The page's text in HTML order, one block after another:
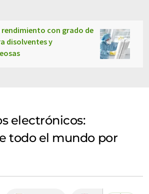
con grado de
disolventes y
electrónicos:
todo el mundo por